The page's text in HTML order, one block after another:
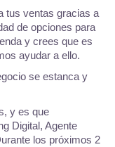
tus ventas gracias a
de opciones para
y crees que es
ayudar a ello.
se estanca y
y es que
Digital, Agente
los próximos 2